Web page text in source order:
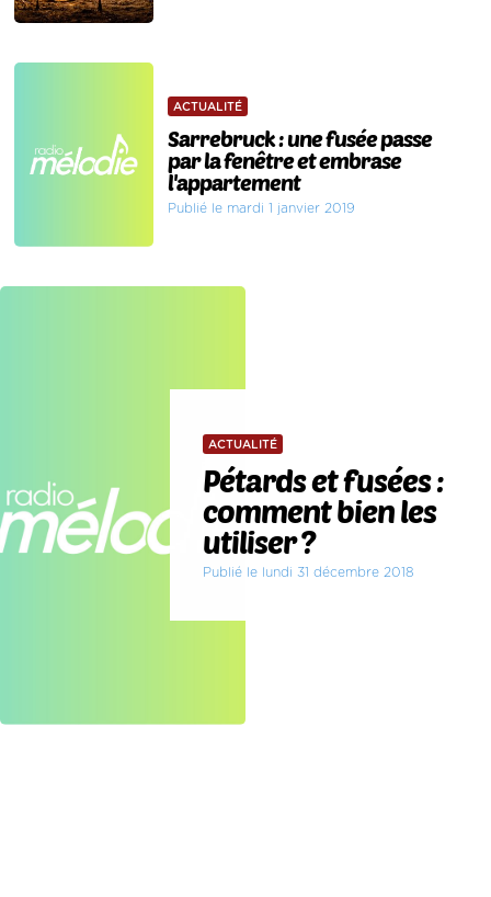
ACTUALITÉ
Sarrebruck : une fusée passe
par la fenêtre et embrase
l'appartement
Publié le mardi 1 janvier 2019
ACTUALITÉ
Pétards et fusées :
comment bien les
utiliser ?
Publié le lundi 31 décembre 2018